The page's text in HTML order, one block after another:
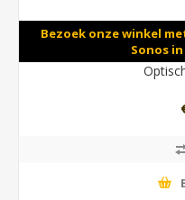
Bezoek onze winkel
Sonos